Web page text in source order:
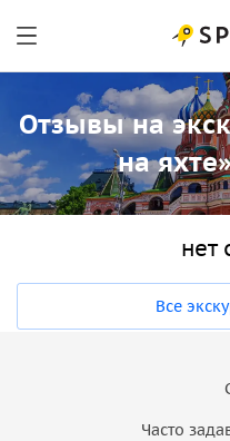
Отзывы на
на
нет
Все
Часто